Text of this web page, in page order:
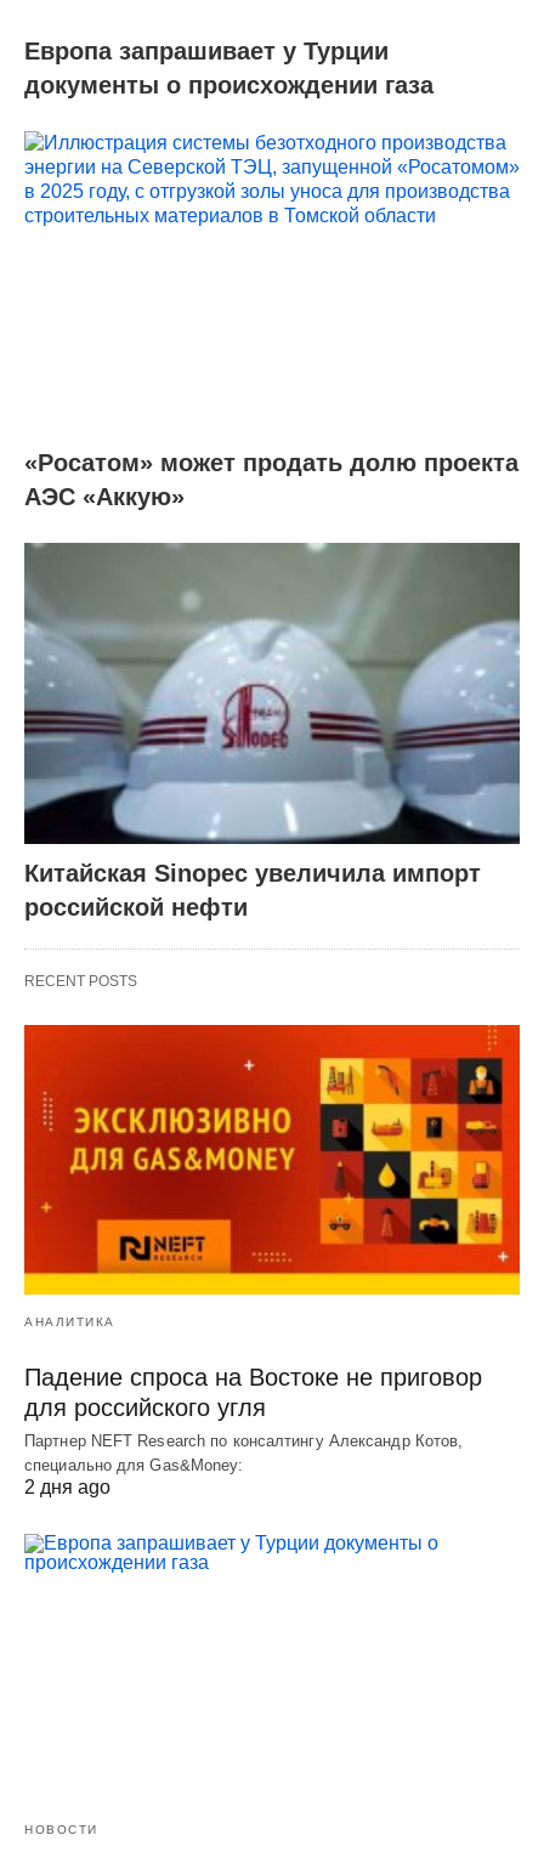
Европа запрашивает у Турции
документы о происхождении газа
«Росатом» может продать долю проекта
АЭС «Аккую»
Китайская Sinopec увеличила импорт
российской нефти
RECENT POSTS
АНАЛИТИКА
Падение спроса на Востоке не приговор
для российского угля
Партнер NEFT Research по консалтингу Александр Котов,
специально для Gas&Money:
2 дня ago
НОВОСТИ